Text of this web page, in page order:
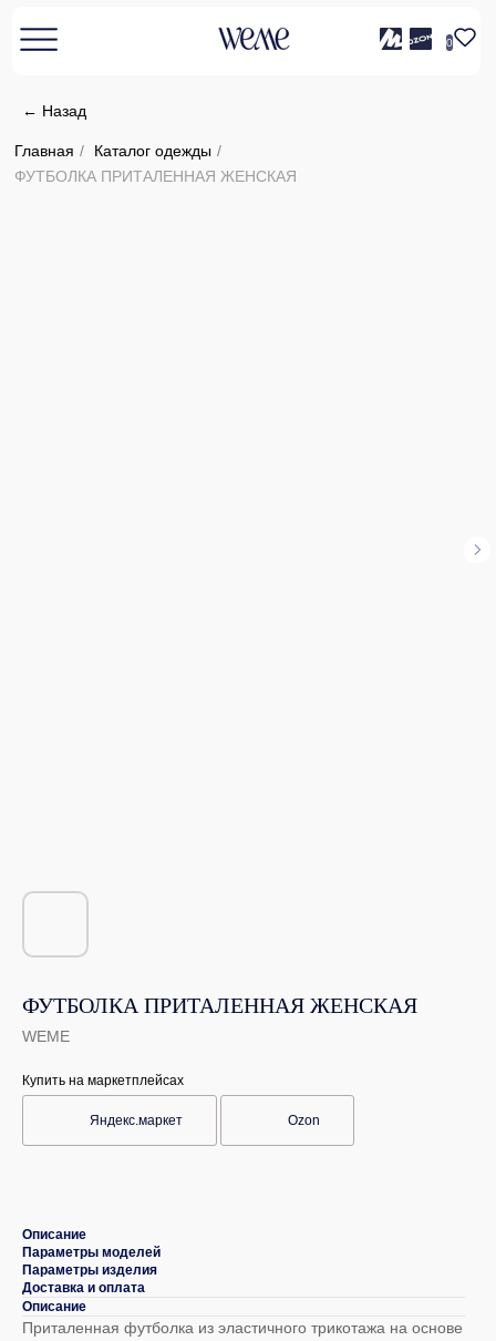
0
← Назад
Главная / Каталог одежды /
ФУТБОЛКА ПРИТАЛЕННАЯ ЖЕНСКАЯ
ФУТБОЛКА ПРИТАЛЕННАЯ ЖЕНСКАЯ
WEME
Купить на маркетплейсах
Яндекс.маркет Ozon
Описание
Параметры моделей
Параметры изделия
Доставка и оплата
Описание
Приталенная футболка из эластичного трикотажа на основе